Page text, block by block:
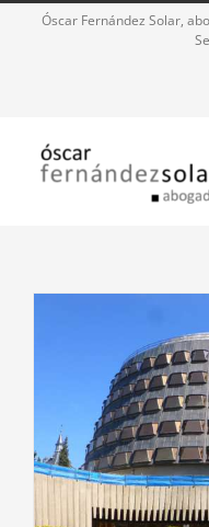
Óscar Fernández Solar,